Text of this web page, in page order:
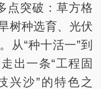
点突破：草方格
树种选育、光伏
从“种十活一”到
出一条“工程固
兴沙”的特色之